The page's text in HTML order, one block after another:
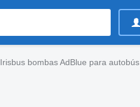
Irisbus bombas AdBlue para autobús